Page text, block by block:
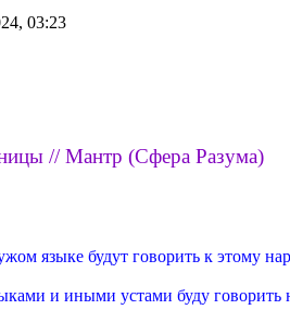
03:23
// Мантр (Сфера Разума)
языке будут говорить к этому
и иными устами буду говорить